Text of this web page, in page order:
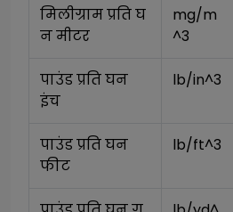
मिलीग्राम प्रति घ
न मीटर
mg/m
^3
पाउंड प्रति घन
इंच
lb/in^3
पाउंड प्रति घन
फीट
lb/ft^3